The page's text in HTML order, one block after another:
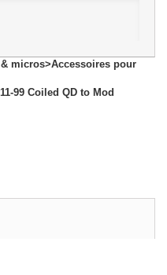
micros>Accessoires pour
99 Coiled QD to Mod